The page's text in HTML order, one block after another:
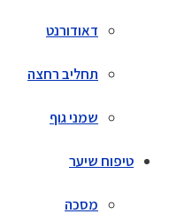
דאודורנט
תחליב רחצה
שמני גוף
טיפוח שיער
מסכה